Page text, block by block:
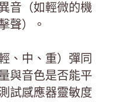
音（如輕微的機
聲）。
、中、重）彈同
與音色是否能平
試感應器靈敏度